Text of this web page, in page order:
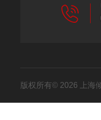
版权所有© 2026 上海